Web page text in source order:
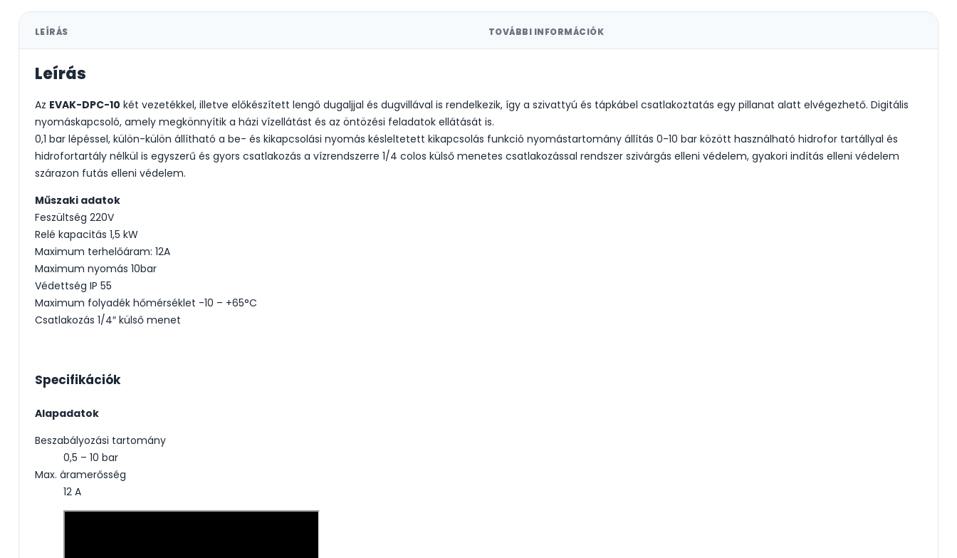
LEÍRÁS TOVÁBBI INFORMÁCIÓK
Leírás
Az EVAK-DPC-10 két vezetékkel, illetve előkészített lengő dugaljjal és dugvillával is rendelkezik, így a szivattyú és tápkábel csatlakoztatás egy pillanat alatt elvégezhető. Digitális
nyomáskapcsoló, amely megkönnyítik a házi vízellátást és az öntözési feladatok ellátását is.
0,1 bar lépéssel, külön-külön állítható a be- és kikapcsolási nyomás késleltetett kikapcsolás funkció nyomástartomány állítás 0-10 bar között használható hidrofor tartállyal és
hidrofortartály nélkül is egyszerű és gyors csatlakozás a vízrendszerre 1/4 colos külső menetes csatlakozással rendszer szivárgás elleni védelem, gyakori indítás elleni védelem
szárazon futás elleni védelem.
Műszaki adatok
Feszültség 220V
Relé kapacitás 1,5 kW
Maximum terhelőáram: 12A
Maximum nyomás 10bar
Védettség IP 55
Maximum folyadék hőmérséklet -10 – +65°C
Csatlakozás 1/4″ külső menet
Specifikációk
Alapadatok
Beszabályozási tartomány
0,5 – 10 bar
Max. áramerősség
12 A